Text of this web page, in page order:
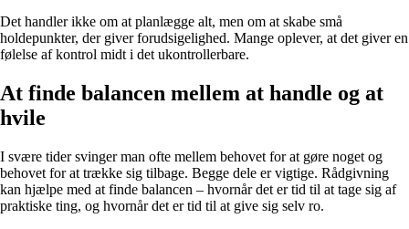
Det handler ikke om at planlægge alt, men om at skabe små
holdepunkter, der giver forudsigelighed. Mange oplever, at det giver en
følelse af kontrol midt i det ukontrollerbare.
At finde balancen mellem at handle og at
hvile
I svære tider svinger man ofte mellem behovet for at gøre noget og
behovet for at trække sig tilbage. Begge dele er vigtige. Rådgivning
kan hjælpe med at finde balancen – hvornår det er tid til at tage sig af
praktiske ting, og hvornår det er tid til at give sig selv ro.